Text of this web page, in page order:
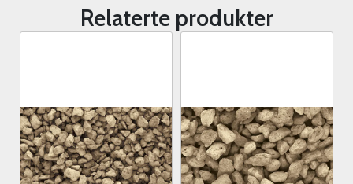
Relaterte produkter